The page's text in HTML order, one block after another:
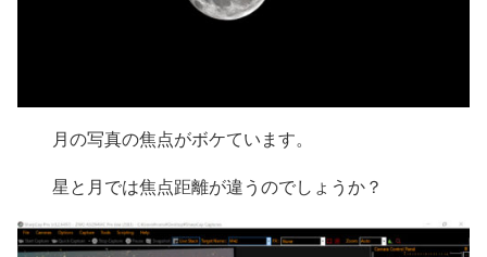
月の写真の焦点がボケています。
星と月では焦点距離が違うのでしょうか？